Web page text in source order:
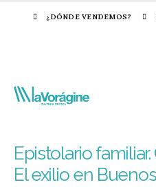
¿DÓNDE VENDEMOS?
Epistolario familiar.
El exilio en